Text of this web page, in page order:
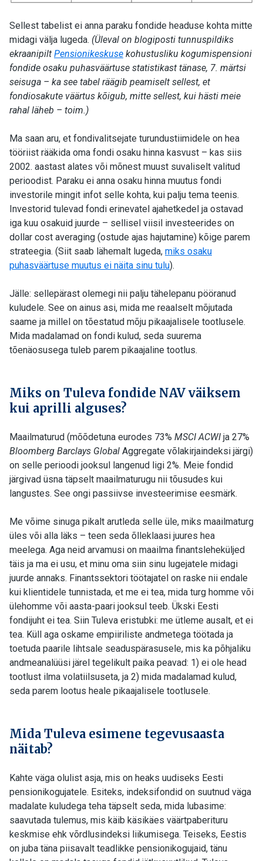
Sellest tabelist ei anna paraku fondide headuse kohta mitte
midagi välja lugeda. (Üleval on blogiposti tunnuspildiks
ekraanipilt Pensionikeskuse kohustusliku kogumispensioni
fondide osaku puhasväärtuse statistikast tänase, 7. märtsi
seisuga – ka see tabel räägib peamiselt sellest, et
fondiosakute väärtus kõigub, mitte sellest, kui hästi meie
rahal läheb – toim.)
Ma saan aru, et fondivalitsejate turundustiimidele on hea
tööriist rääkida oma fondi osaku hinna kasvust – kas siis
2002. aastast alates või mõnest muust suvaliselt valitud
perioodist. Paraku ei anna osaku hinna muutus fondi
investorile mingit infot selle kohta, kui palju tema teenis.
Investorid tulevad fondi erinevatel ajahetkedel ja ostavad
iga kuu osakuid juurde – sellisel viisil investeerides on
dollar cost averaging (ostude ajas hajutamine) kõige parem
strateegia. (Siit saab lähemalt lugeda, miks osaku
puhasväärtuse muutus ei näita sinu tulu).
Jälle: sellepärast olemegi nii palju tähelepanu pööranud
kuludele. See on ainus asi, mida me reaalselt mõjutada
saame ja millel on tõestatud mõju pikaajalisele tootlusele.
Mida madalamad on fondi kulud, seda suurema
tõenäosusega tuleb parem pikaajaline tootlus.
Miks on Tuleva fondide NAV väiksem
kui aprilli alguses?
Maailmaturud (mõõdetuna eurodes 73% MSCI ACWI ja 27%
Bloomberg Barclays Global Aggregate võlakirjaindeksi järgi)
on selle perioodi jooksul langenud ligi 2%. Meie fondid
järgivad üsna täpselt maailmaturugu nii tõusudes kui
langustes. See ongi passiivse investeerimise eesmärk.
Me võime sinuga pikalt arutleda selle üle, miks maailmaturg
üles või alla läks – teen seda õlleklaasi juures hea
meelega. Aga neid arvamusi on maailma finantsleheküljed
täis ja ma ei usu, et minu oma siin sinu lugejatele midagi
juurde annaks. Finantssektori töötajatel on raske nii endale
kui klientidele tunnistada, et me ei tea, mida turg homme või
ülehomme või aasta-paari jooksul teeb. Ükski Eesti
fondijuht ei tea. Siin Tuleva eristubki: me ütleme ausalt, et ei
tea. Küll aga oskame empiiriliste andmetega töötada ja
toetuda paarile lihtsale seaduspärasusele, mis ka põhjaliku
andmeanalüüsi järel tegelikult paika peavad: 1) ei ole head
tootlust ilma volatiilsuseta, ja 2) mida madalamad kulud,
seda parem lootus heale pikaajalisele tootlusele.
Mida Tuleva esimene tegevusaasta
näitab?
Kahte väga olulist asja, mis on heaks uudiseks Eesti
pensionikogujatele. Esiteks, indeksifondid on suutnud väga
madalate kuludega teha täpselt seda, mida lubasime:
saavutada tulemus, mis käib käsikäes väärtpaberituru
keskmise ehk võrdlusindeksi liikumisega. Teiseks, Eestis
on juba täna piisavalt teadlikke pensionikogujaid, tänu